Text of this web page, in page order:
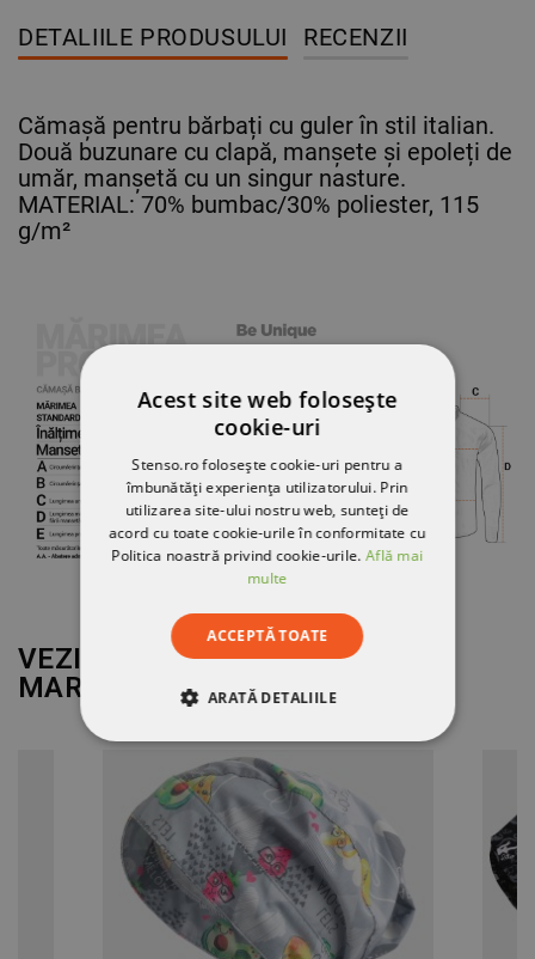
DETALIILE PRODUSULUI RECENZII
Cămașă pentru bărbați cu guler în stil italian.
Două buzunare cu clapă, manșete și epoleți de
umăr, manșetă cu un singur nasture.
MATERIAL: 70% bumbac/30% poliester, 115
g/m²
VEZI MAI MULT DE LA
MARCA
BEUNIQUE
Acest site web folosește
cookie-uri
Stenso.ro folosește cookie-uri pentru a
îmbunătăți experiența utilizatorului. Prin
utilizarea site-ului nostru web, sunteți de
acord cu toate cookie-urile în conformitate cu
Politica noastră privind cookie-urile.Află mai
multe
ACCEPTĂ TOATE
ARATĂ DETALIILE
DE PERFORMANȚĂ
DE TARGETARE
DE FUNCŢIONALITATE